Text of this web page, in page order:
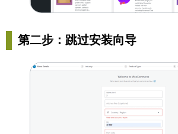
第二步：跳过安装向导